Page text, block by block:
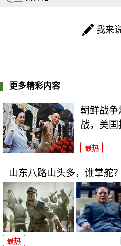
我来
更多精彩内容
朝鲜战
战，美国
最热
山东八路山头多，谁掌舵
最热